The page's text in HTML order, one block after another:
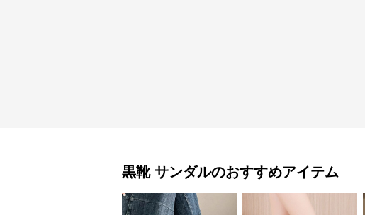
黒靴 サンダルのおすすめアイテム